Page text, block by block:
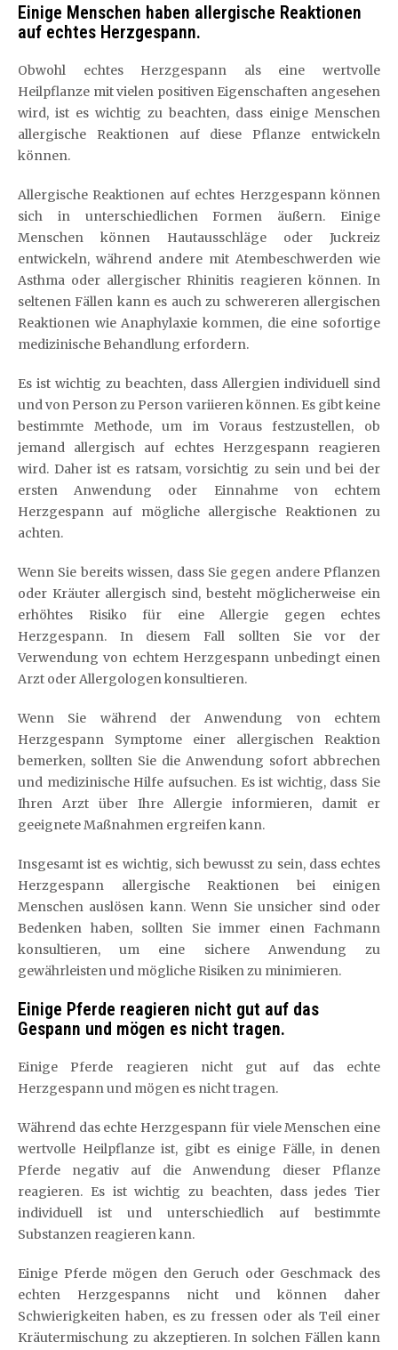
Einige Menschen haben allergische Reaktionen
auf echtes Herzgespann.
Obwohl echtes Herzgespann als eine wertvolle
Heilpflanze mit vielen positiven Eigenschaften angesehen
wird, ist es wichtig zu beachten, dass einige Menschen
allergische Reaktionen auf diese Pflanze entwickeln
können.
Allergische Reaktionen auf echtes Herzgespann können
sich in unterschiedlichen Formen äußern. Einige
Menschen können Hautausschläge oder Juckreiz
entwickeln, während andere mit Atembeschwerden wie
Asthma oder allergischer Rhinitis reagieren können. In
seltenen Fällen kann es auch zu schwereren allergischen
Reaktionen wie Anaphylaxie kommen, die eine sofortige
medizinische Behandlung erfordern.
Es ist wichtig zu beachten, dass Allergien individuell sind
und von Person zu Person variieren können. Es gibt keine
bestimmte Methode, um im Voraus festzustellen, ob
jemand allergisch auf echtes Herzgespann reagieren
wird. Daher ist es ratsam, vorsichtig zu sein und bei der
ersten Anwendung oder Einnahme von echtem
Herzgespann auf mögliche allergische Reaktionen zu
achten.
Wenn Sie bereits wissen, dass Sie gegen andere Pflanzen
oder Kräuter allergisch sind, besteht möglicherweise ein
erhöhtes Risiko für eine Allergie gegen echtes
Herzgespann. In diesem Fall sollten Sie vor der
Verwendung von echtem Herzgespann unbedingt einen
Arzt oder Allergologen konsultieren.
Wenn Sie während der Anwendung von echtem
Herzgespann Symptome einer allergischen Reaktion
bemerken, sollten Sie die Anwendung sofort abbrechen
und medizinische Hilfe aufsuchen. Es ist wichtig, dass Sie
Ihren Arzt über Ihre Allergie informieren, damit er
geeignete Maßnahmen ergreifen kann.
Insgesamt ist es wichtig, sich bewusst zu sein, dass echtes
Herzgespann allergische Reaktionen bei einigen
Menschen auslösen kann. Wenn Sie unsicher sind oder
Bedenken haben, sollten Sie immer einen Fachmann
konsultieren, um eine sichere Anwendung zu
gewährleisten und mögliche Risiken zu minimieren.
Einige Pferde reagieren nicht gut auf das
Gespann und mögen es nicht tragen.
Einige Pferde reagieren nicht gut auf das echte
Herzgespann und mögen es nicht tragen.
Während das echte Herzgespann für viele Menschen eine
wertvolle Heilpflanze ist, gibt es einige Fälle, in denen
Pferde negativ auf die Anwendung dieser Pflanze
reagieren. Es ist wichtig zu beachten, dass jedes Tier
individuell ist und unterschiedlich auf bestimmte
Substanzen reagieren kann.
Einige Pferde mögen den Geruch oder Geschmack des
echten Herzgespanns nicht und können daher
Schwierigkeiten haben, es zu fressen oder als Teil einer
Kräutermischung zu akzeptieren. In solchen Fällen kann